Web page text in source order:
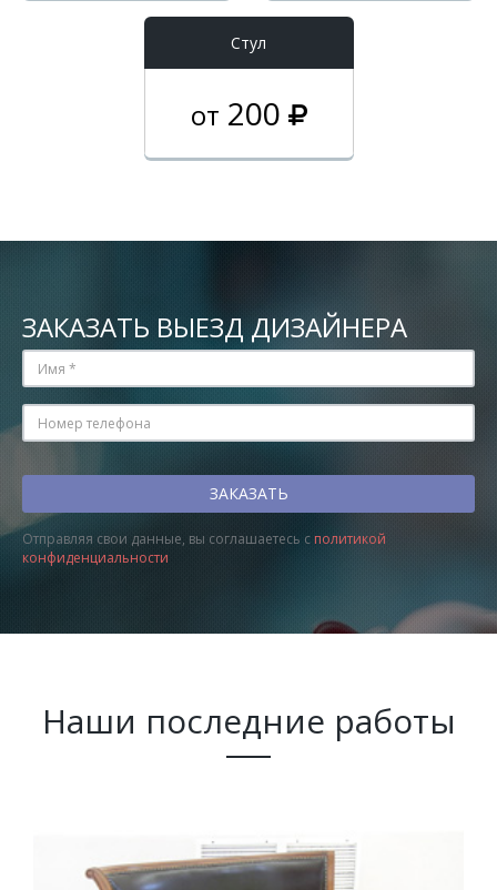
Стул
от 200
ЗАКАЗАТЬ ВЫЕЗД ДИЗАЙНЕРА
Отправляя свои данные, вы соглашаетесь с политикой
конфиденциальности
Наши последние работы